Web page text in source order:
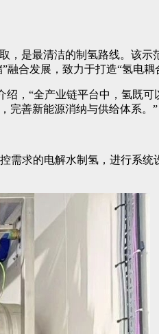
，是最清洁的制氢路线。该示
合发展，致力于打造“氢电耦
“全产业链平台中，氢既可以
完善新能源消纳与供给体系。”
需求的电解水制氢，进行系统